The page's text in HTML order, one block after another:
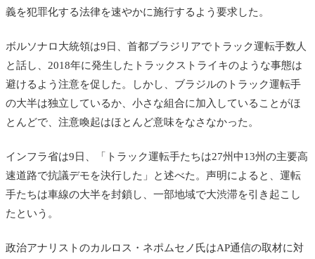
義を犯罪化する法律を速やかに施行するよう要求した。
ボルソナロ大統領は9日、首都ブラジリアでトラック運転手数人
と話し、2018年に発生したトラックストライキのような事態は
避けるよう注意を促した。しかし、ブラジルのトラック運転手
の大半は独立しているか、小さな組合に加入していることがほ
とんどで、注意喚起はほとんど意味をなさなかった。
インフラ省は9日、「トラック運転手たちは27州中13州の主要高
速道路で抗議デモを決行した」と述べた。声明によると、運転
手たちは車線の大半を封鎖し、一部地域で大渋滞を引き起こし
たという。
政治アナリストのカルロス・ネポムセノ氏はAP通信の取材に対